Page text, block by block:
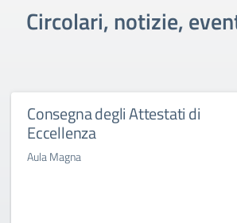
Circolari, notizie,
Consegna degli Attestati di
Eccellenza
Aula Magna